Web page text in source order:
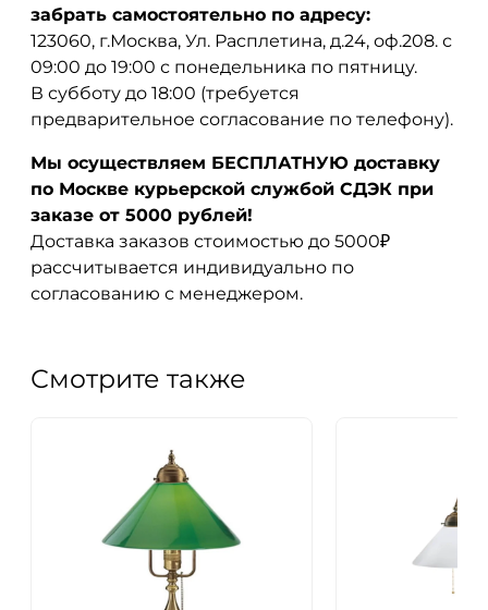
забрать самостоятельно по адресу:
123060, г.Москва, Ул. Расплетина, д.24, оф.208. с
09:00 до 19:00 с понедельника по пятницу.
В субботу до 18:00 (требуется
предварительное согласование по телефону).
Мы осуществляем БЕСПЛАТНУЮ доставку
по Москве курьерской службой СДЭК при
заказе от 5000 рублей!
Доставка заказов стоимостью до 5000₽
рассчитывается индивидуально по
согласованию с менеджером.
Смотрите также